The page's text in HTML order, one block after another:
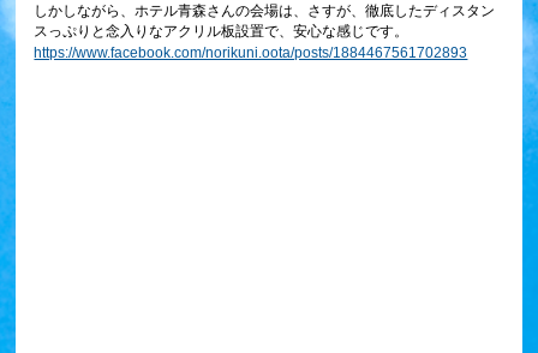
しかしながら、ホテル青森さんの会場は、さすが、徹底したディスタン
スっぷりと念入りなアクリル板設置で、安心な感じです。
https://www.facebook.com/norikuni.oota/posts/1884467561702893